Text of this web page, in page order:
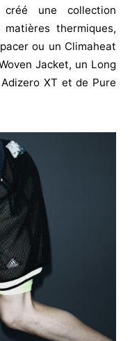
une collection
thermiques,
ou un Climaheat
Jacket, un Long
XT et de Pure